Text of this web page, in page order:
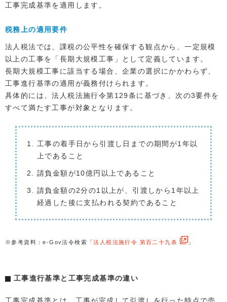
工事完成基準を適用します。
税務上の適用要件
法人税法では、課税の公平性を確保する観点から、一定規模
以上の工事を「長期大規模工事」として定義しています。
長期大規模工事に該当する場合、企業の選択にかかわらず、
工事進行基準の適用が義務付けられます。
具体的には、法人税法施行令第129条に基づき、次の3要件を
すべて満たす工事が対象となります。
工事の着手日から引渡し日までの期間が1年以
上であること
請負金額が10億円以上であること
請負金額の2分の1以上が、引渡しから1年以上
経過した後に支払われる契約であること
※参考資料：e-Gov法令検索「法人税法施行令 第百二十九条 」
工事進行基準と工事完成基準の違い